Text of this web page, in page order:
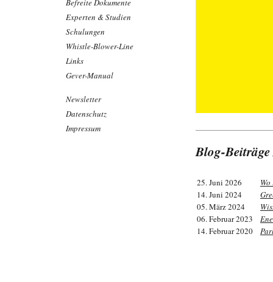
Befreite Dokumente
Experten & Studien
Schulungen
Whistle-Blower-Line
Links
Gever-Manual
Newsletter
Datenschutz
Impressum
Blog-
25. Juni 2026
14. Juni 2024
05. März 2024
06. Februar 2023
14. Februar 2020